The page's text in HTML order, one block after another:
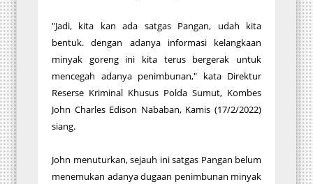
"Jadi, kita kan ada satgas Pangan, udah kita
bentuk. dengan adanya informasi kelangkaan
minyak goreng ini kita terus bergerak untuk
mencegah adanya penimbunan," kata Direktur
Reserse Kriminal Khusus Polda Sumut, Kombes
John Charles Edison Nababan, Kamis (17/2/2022)
siang.
John menuturkan, sejauh ini satgas Pangan belum
menemukan adanya dugaan penimbunan minyak